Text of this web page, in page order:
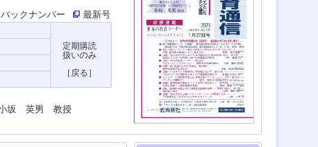
バックナンバー
最新号
小坂 英男 教授